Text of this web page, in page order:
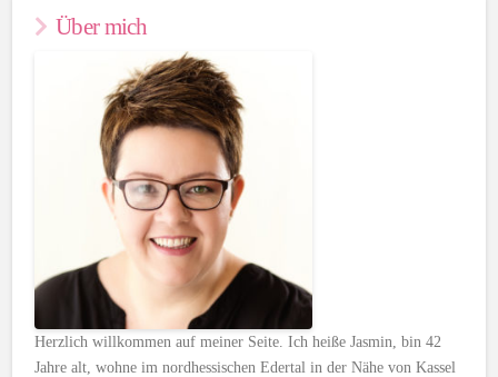
Über mich
Herzlich willkommen auf meiner Seite. Ich heiße Jasmin, bin 42
Jahre alt, wohne im nordhessischen Edertal in der Nähe von Kassel